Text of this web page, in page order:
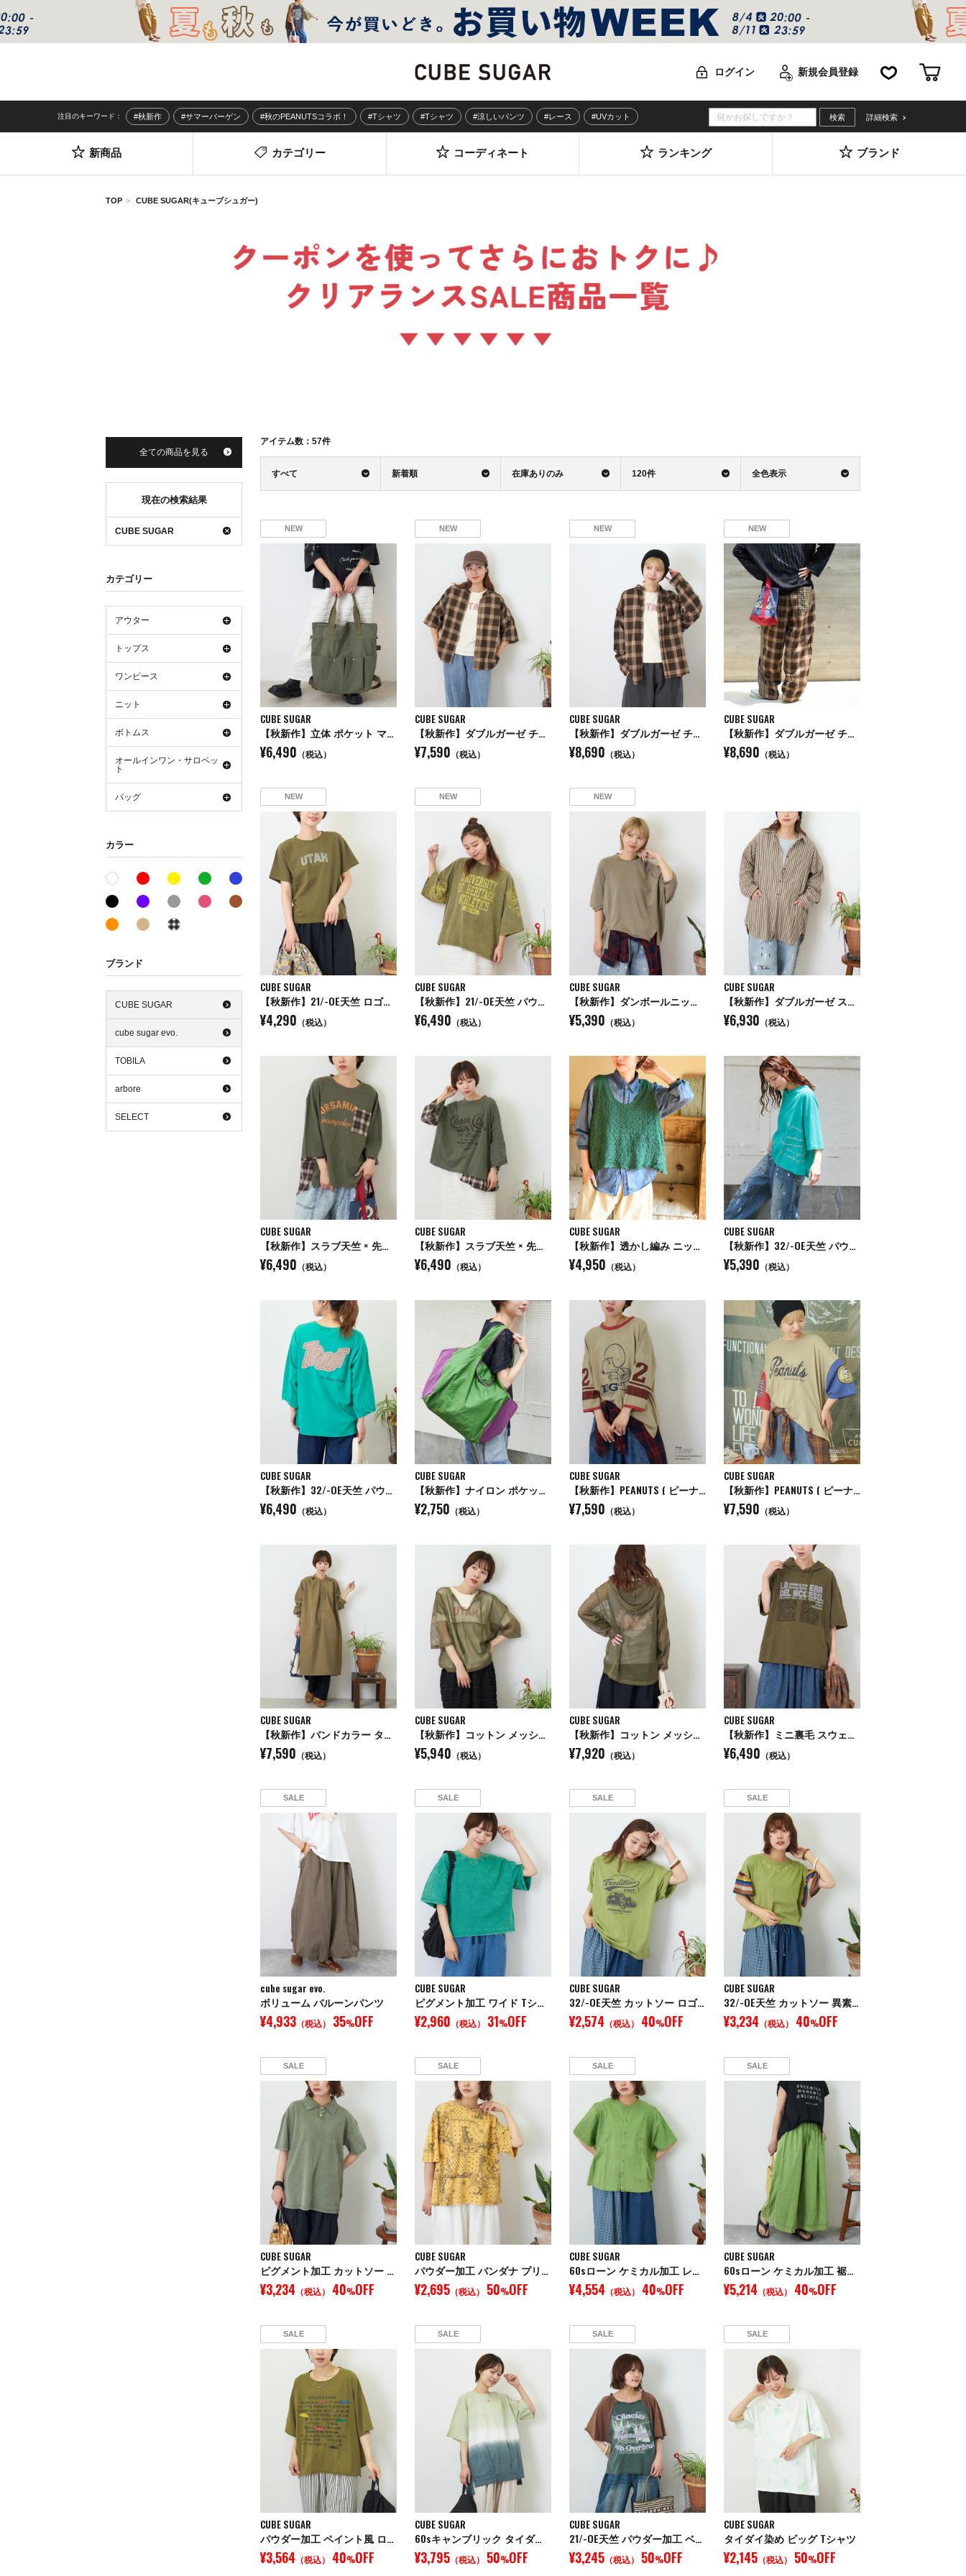
ログイン 新規会員登録 お気に入り
注目のキーワード： #秋新作 #サマーバーゲン #秋のPEANUTSコラボ！ #Tシャツ #Tシャツ #涼しいパンツ #レース #UVカット 詳細検索
新商品 カテゴリー コーディネート ランキング ブランド
TOP CUBE SUGAR(キューブシュガー)
アイテム数： 57件
すべて 新着順 在庫ありのみ 120件 全色表示
NEW
CUBE SUGAR
【秋新作】立体 ポケット マルチ バッグ
¥6,490 （税込）
NEW
CUBE SUGAR
【秋新作】ダブルガーゼ チェック リバーシブル 5分袖 ドルマンシャツ
¥7,590 （税込）
NEW
CUBE SUGAR
【秋新作】ダブルガーゼ チェック リバーシブル レギュラーシャツ
¥8,690 （税込）
NEW
CUBE SUGAR
【秋新作】ダブルガーゼ チェック 切替 イージーパンツ
¥8,690 （税込）
NEW
CUBE SUGAR
【秋新作】21/-OE天竺 ロゴプリント ジャストサイズ Tシャツ
¥4,290 （税込）
NEW
CUBE SUGAR
【秋新作】21/-OE天竺 パウダー加工 ラグラン 6分袖 ロゴプリント Tシャツ
¥6,490 （税込）
NEW
CUBE SUGAR
【秋新作】ダンボールニット 変形 プルオーバー
¥5,390 （税込）
CUBE SUGAR
【秋新作】ダブルガーゼ ストライプ ビッグシャツ
¥6,930 （税込）
CUBE SUGAR
【秋新作】スラブ天竺 × 先染め チェック ポケ付 リメイク風 プルオーバー Tシャツ
¥6,490 （税込）
CUBE SUGAR
【秋新作】スラブ天竺 × 先染め チェック 裾フリル リメイク風 プルオーバー Tシャツ
¥6,490 （税込）
CUBE SUGAR
【秋新作】透かし編み ニット ベスト
¥4,950 （税込）
CUBE SUGAR
【秋新作】32/-OE天竺 パウダー加工 5分袖 ドルマン Tシャツ
¥5,390 （税込）
CUBE SUGAR
【秋新作】32/-OE天竺 パウダー加工 パッチロゴ 刺繍 Tシャツ
¥6,490 （税込）
CUBE SUGAR
【秋新作】ナイロン ポケッタブル 配色 マルシェ バッグ
¥2,750 （税込）
CUBE SUGAR
【秋新作】PEANUTS ( ピーナッツ ) 32/-スラブ天竺 ライン入り 7分袖 プルオーバー Tシャツ
¥7,590 （税込）
CUBE SUGAR
【秋新作】PEANUTS ( ピーナッツ ) 32/-スラブ天竺 配色 ワイド Tシャツ
¥7,590 （税込）
CUBE SUGAR
【秋新作】バンドカラー タック ボリューム シャツワンピース
¥7,590 （税込）
CUBE SUGAR
【秋新作】コットン メッシュ 前後2WAY 切替 プルオーバー
¥5,940 （税込）
CUBE SUGAR
【秋新作】コットン メッシュ 切替 ビッグパーカー
¥7,920 （税込）
CUBE SUGAR
【秋新作】ミニ裏毛 スウェット 5分袖 プルオーバーパーカー
¥6,490 （税込）
SALE
cube sugar evo.
ボリューム バルーンパンツ
¥4,933 （税込） 35%OFF
SALE
CUBE SUGAR
ピグメント加工 ワイド Tシャツ
¥2,960 （税込） 31%OFF
SALE
CUBE SUGAR
32/-OE天竺 カットソー ロゴ プリント Tシャツ
¥2,574 （税込） 40%OFF
SALE
CUBE SUGAR
32/-OE天竺 カットソー 異素材 ベルスリーブ 胸刺繍 Tシャツ
¥3,234 （税込） 40%OFF
SALE
CUBE SUGAR
ピグメント加工 カットソー ポロシャツ
¥3,234 （税込） 40%OFF
SALE
CUBE SUGAR
パウダー加工 バンダナ プリント ワイド Tシャツ
¥2,695 （税込） 50%OFF
SALE
CUBE SUGAR
60sローン ケミカル加工 レース 切替 ドルマン シャツ
¥4,554 （税込） 40%OFF
SALE
CUBE SUGAR
60sローン ケミカル加工 裾レース 切替 ギャザー パンツ
¥5,214 （税込） 40%OFF
SALE
CUBE SUGAR
パウダー加工 ペイント風 ロゴ プリント Tシャツ
¥3,564 （税込） 40%OFF
SALE
CUBE SUGAR
60sキャンブリック タイダイ染め プルオーバーシャツ
¥3,795 （税込） 50%OFF
SALE
CUBE SUGAR
21/-OE天竺 パウダー加工 ベルスリーブ Tシャツ
¥3,245 （税込） 50%OFF
SALE
CUBE SUGAR
タイダイ染め ビッグ Tシャツ
¥2,145 （税込） 50%OFF
全ての商品を見る
現在の検索結果
CUBE SUGAR
カテゴリー
アウター
トップス
ワンピース
ニット
ボトムス
オールインワン・サロペッ
ト
バッグ
カラー
ホワイト系レッド系 イエロー系グリーン系ブルー系
ブラック系パープル系グレー系 ピンク系
オレンジ系ベージュ系
ブランド
CUBE SUGAR
cube sugar evo.
TOBILA
arbore
SELECT